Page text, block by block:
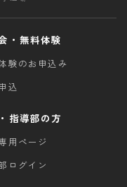
・無料体験
験のお申込み
込
指導部の方
用ページ
ログイン